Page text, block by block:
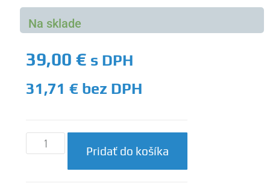
Na sklade
39,00 € s DPH
31,71 € bez DPH
Pridať do košíka